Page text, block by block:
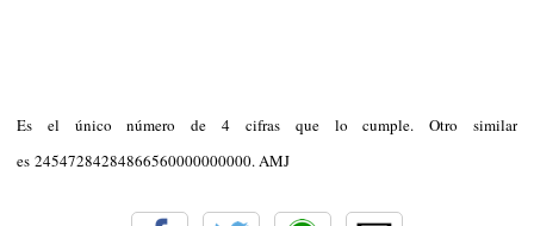
Es el único número de 4 cifras que lo cumple. Otro similar
es 24547284284866560000000000. AMJ